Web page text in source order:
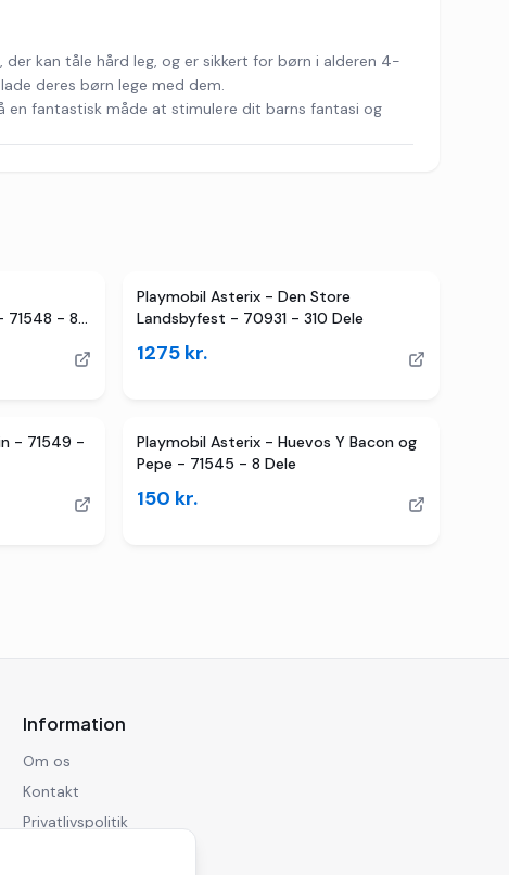
kan tåle hård leg, og er sikkert for børn i alderen 4-
deres børn lege med dem.
en fantastisk måde at stimulere dit barns fantasi og
71548 - 8
Playmobil Asterix - Den Store
Landsbyfest - 70931 - 310 Dele
1275 kr.
- 71549 -
Playmobil Asterix - Huevos Y Bacon og
Pepe - 71545 - 8 Dele
150 kr.
Information
Om os
Kontakt
Privatlivspolitik